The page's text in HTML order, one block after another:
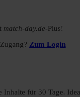
match-day.de-Plus!
Zum Login
für 30 Tage.